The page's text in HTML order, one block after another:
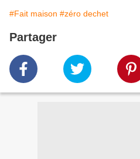
#Fait maison #zéro dechet
Partager